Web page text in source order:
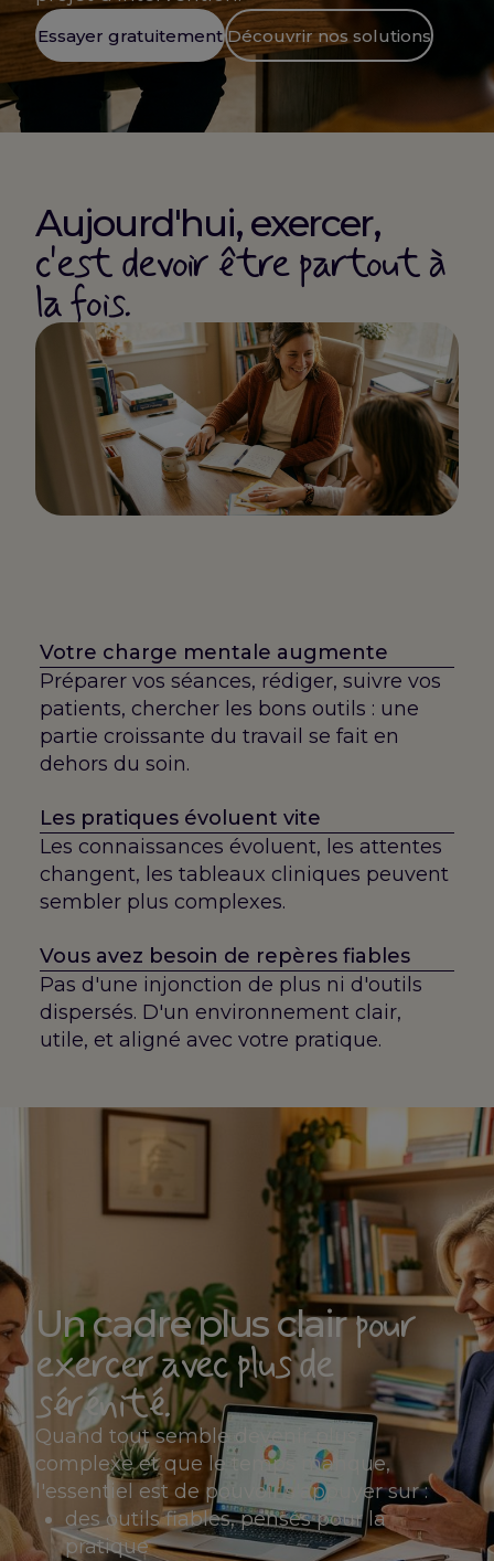
Essayer gratuitement Découvrir nos solutions
Aujourd'hui, exercer,
c'est devoir être partout à
la fois.
Votre charge mentale augmente
Préparer vos séances, rédiger, suivre vos
patients, chercher les bons outils : une
partie croissante du travail se fait en
dehors du soin.
Les pratiques évoluent vite
Les connaissances évoluent, les attentes
changent, les tableaux cliniques peuvent
sembler plus complexes.
Vous avez besoin de repères fiables
Pas d'une injonction de plus ni d'outils
dispersés. D'un environnement clair,
utile, et aligné avec votre pratique.
Un cadre plus clairpour
exercer avec plus de
sérénité.
Quand tout semble devenir plus
complexe et que le temps manque,
l'essentiel est de pouvoir s'appuyer sur :
des outils fiables, pensés pour la
pratique